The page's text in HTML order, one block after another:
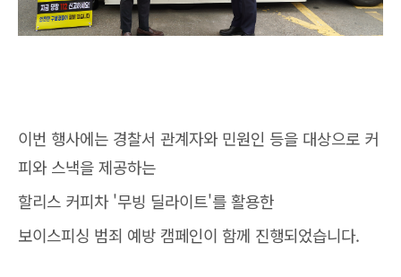
이번 행사에는 경찰서 관계자와 민원인 등을 대상으로 커
피와 스낵을 제공하는
할리스 커피차 '무빙 딜라이트'를 활용한
보이스피싱 범죄 예방 캠페인이 함께 진행되었습니다.